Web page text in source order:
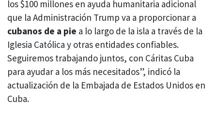
los $100 millones en ayuda humanitaria adicional
que la Administración Trump va a proporcionar a
cubanos de a pie a lo largo de la isla a través de la
Iglesia Católica y otras entidades confiables.
Seguiremos trabajando juntos, con Cáritas Cuba
para ayudar a los más necesitados”, indicó la
actualización de la Embajada de Estados Unidos en
Cuba.